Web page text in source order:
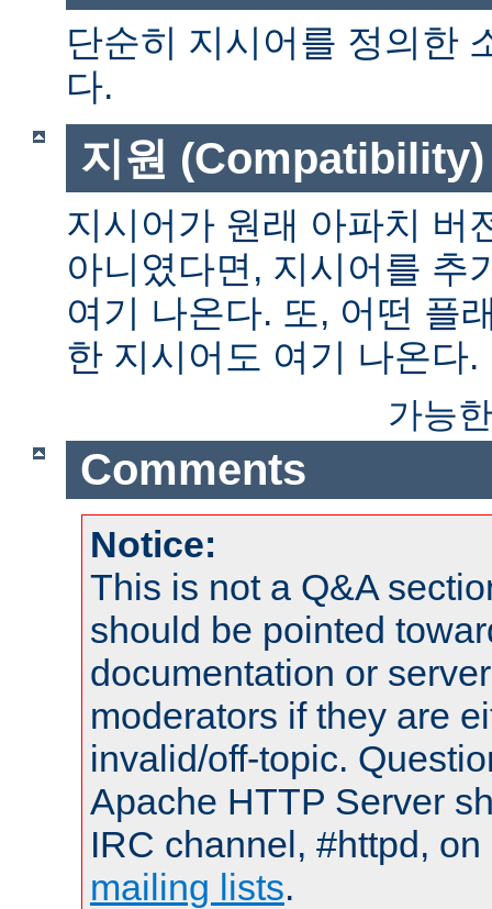
단순히 지시어를 정의한
다.
지원 (Compatibility)
지시어가 원래 아파치 버
아니였다면, 지시어를 추
여기 나온다. 또, 어떤 플
한 지시어도 여기 나온다.
가능
Comments
Notice:
This is not a Q&A
should be pointed
documentation or
moderators if they are
invalid/off-topic.
Apache HTTP Server
IRC channel, #httpd,
mailing lists.